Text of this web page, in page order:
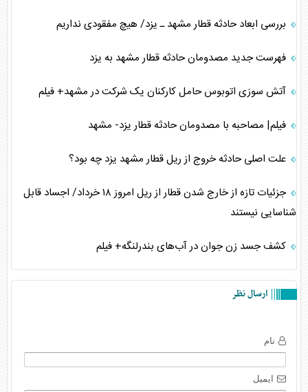
بررسی ابعاد حادثه قطار مشهد ـ یزد/ هیچ مفقودی نداریم
فهرست جدید مصدومان حادثه قطار مشهد به یزد
آتش سوزی اتوبوس حامل کارکنان یک شرکت در مشهد+ فیلم
فیلم| مصاحبه با مصدومان حادثه قطار یزد- مشهد
علت اصلی حادثه خروج از ریل قطار مشهد یزد چه بود؟
جزئیات تازه از خارج شدن قطار از ریل امروز ۱۸ خرداد/ اجساد قابل
شناسایی نیستند
کشف جسد زن جوان در آب‌های بندرلنگه+ فیلم
ارسال نظر
نام
ایمیل